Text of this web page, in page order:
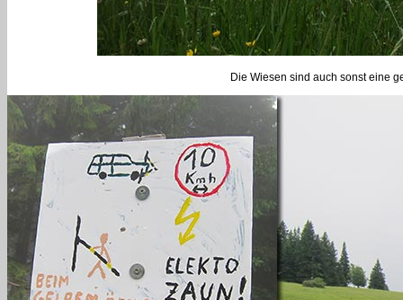
Die Wiesen sind auch sonst eine